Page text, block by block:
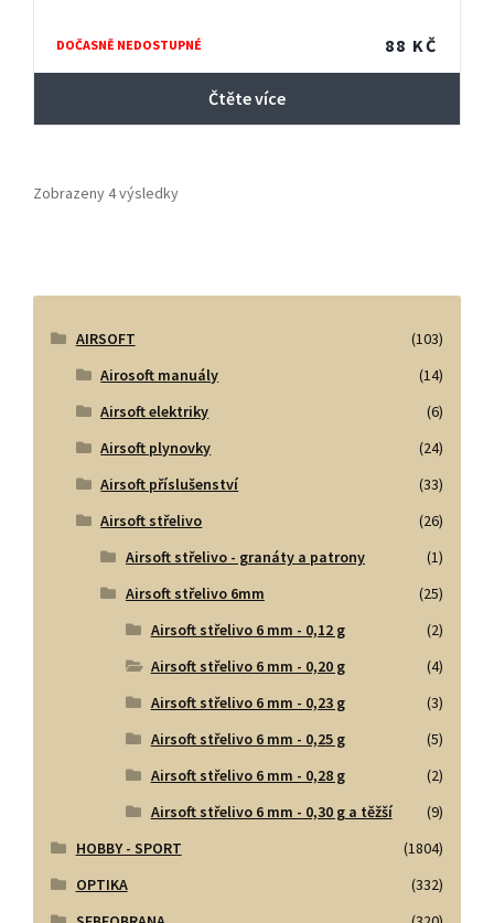
DOČASNĚ NEDOSTUPNÉ 88 KČ
Čtěte více
Zobrazeny 4 výsledky
AIRSOFT
(103)
Airosoft manuály
(14)
Airsoft elektriky
(6)
Airsoft plynovky
(24)
Airsoft příslušenství
(33)
Airsoft střelivo
(26)
Airsoft střelivo - granáty a patrony
(1)
Airsoft střelivo 6mm
(25)
Airsoft střelivo 6 mm - 0,12 g
(2)
Airsoft střelivo 6 mm - 0,20 g
(4)
Airsoft střelivo 6 mm - 0,23 g
(3)
Airsoft střelivo 6 mm - 0,25 g
(5)
Airsoft střelivo 6 mm - 0,28 g
(2)
Airsoft střelivo 6 mm - 0,30 g a těžší
(9)
HOBBY - SPORT
(1804)
OPTIKA
(332)